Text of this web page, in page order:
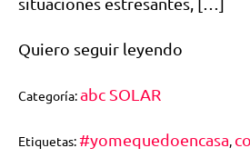
Quiero seguir leyendo
Categoría:abc SOLAR
Etiquetas:#yomequedoencasa,